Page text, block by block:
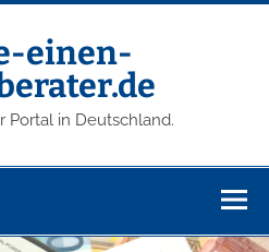
einen-
Portal in Deutschland.